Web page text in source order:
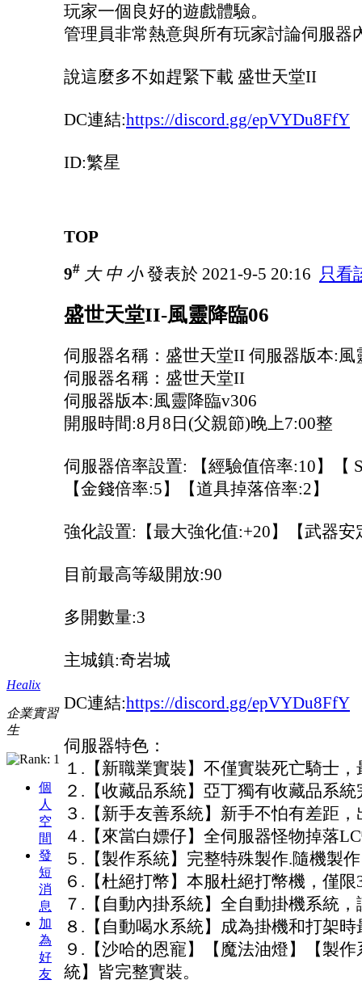
玩家一個良好的遊戲體驗。
管理員非常熱意與所有玩家討論伺服
說這麼多不如趕緊下載 盛世天堂II
DC連結:https://discord.gg/epVYDu8FfY
ID:繁星
TOP
Healix
企業實習
生
個
人
空
間
發
短
消
息
加
為
好
友
9# 大 中 小發表於 2021-9-5 20:16 只看
盛世天堂II-風靈降臨06
伺服器名稱：盛世天堂II 伺服器版本:風
伺服器名稱：盛世天堂II
伺服器版本:風靈降臨v306
開服時間:8月8日(父親節)晚上7:00整
伺服器倍率設置: 【經驗值倍率:10】【
【金錢倍率:5】【道具掉落倍率:2】
強化設置:【最大強化值:+20】【武器
目前最高等級開放:90
多開數量:3
主城鎮:奇岩城
DC連結:https://discord.gg/epVYDu8FfY
伺服器特色：
１.【新職業實裝】不僅實裝死亡騎士
２.【收藏品系統】亞丁獨有收藏品系
３.【新手友善系統】新手不怕有差距
４.【來當白嫖仔】全伺服器怪物掉落
５.【製作系統】完整特殊製作.隨機製
６.【杜絕打幣】本服杜絕打幣機，僅
７.【自動內掛系統】全自動掛機系統
８.【自動喝水系統】成為掛機和打架
９.【沙哈的恩寵】【魔法油燈】【製
統】皆完整實裝。